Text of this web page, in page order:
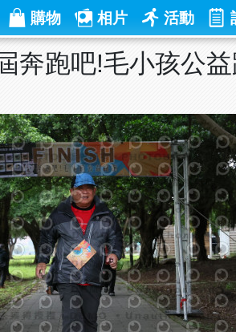
購物 相片 活動
奔跑吧!毛小孩公